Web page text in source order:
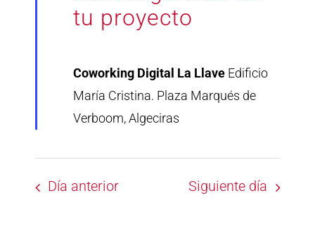
tu proyecto
Coworking Digital La Llave Edificio
María Cristina. Plaza Marqués de
Verboom, Algeciras
Día anterior Siguiente día